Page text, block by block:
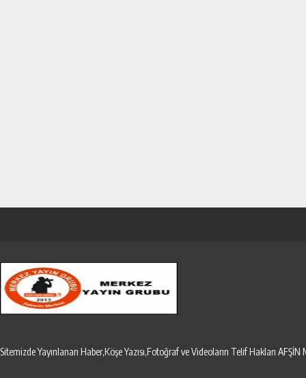
Sitemizde Yayınlanan Haber,Köşe Yazısı,Fotoğraf ve Videoların Telif Hakları